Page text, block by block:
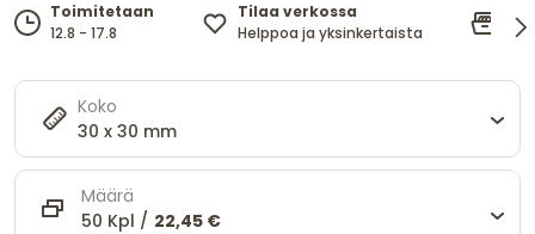
Toimitetaan
12.8 - 17.8
Tilaa verkossa
Helppoa ja yksinkertaista
Koko
30 x 30 mm
Määrä
50 Kpl / 22,45 €